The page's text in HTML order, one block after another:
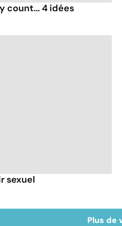
count... 4 idées
sexuel
Plus de